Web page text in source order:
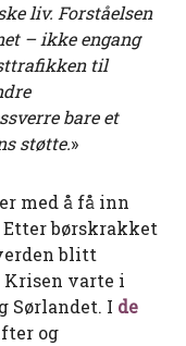
liv. Forståelsen
– ikke engang
til
bare et
støtte.»
med å få inn
børskrakket
blitt
Krisen varte i
Sørlandet. I de
og